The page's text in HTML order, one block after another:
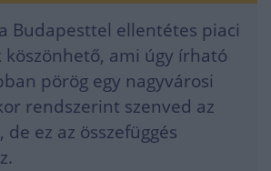
Budapesttel ellentétes piaci
köszönhető, ami úgy írható
pörög egy nagyvárosi
rendszerint szenved az
de ez az összefüggés